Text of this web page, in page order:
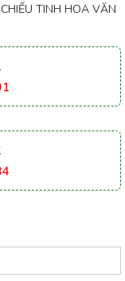
TINH HOA VĂN